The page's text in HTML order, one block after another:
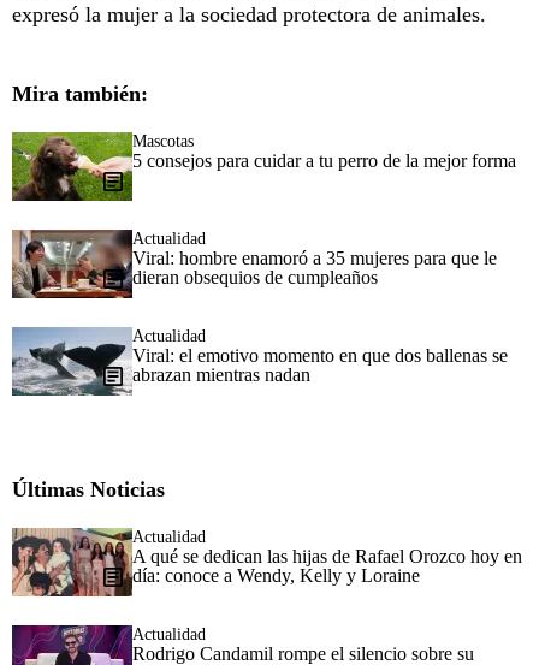
expresó la mujer a la sociedad protectora de animales.
Mira también:
Mascotas
5 consejos para cuidar a tu perro de la mejor forma
Actualidad
Viral: hombre enamoró a 35 mujeres para que le
dieran obsequios de cumpleaños
Actualidad
Viral: el emotivo momento en que dos ballenas se
abrazan mientras nadan
Últimas Noticias
Actualidad
A qué se dedican las hijas de Rafael Orozco hoy en
día: conoce a Wendy, Kelly y Loraine
Actualidad
Rodrigo Candamil rompe el silencio sobre su